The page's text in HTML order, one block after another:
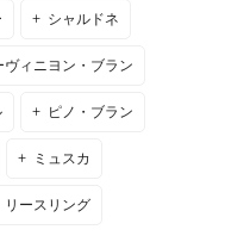
シャルドネ
ヴィニヨン・ブラン
ピノ・ブラン
ミュスカ
リースリング